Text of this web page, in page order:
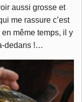
aussi grosse et
me rassure c’est
même temps, il y
dedans !…